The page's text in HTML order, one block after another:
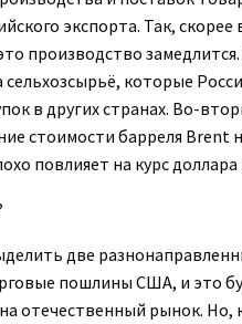
экспорта. Так, скорее
производство
которые
в других странах. Во-
стоимости барреля Brent
повлияет на курс
две
пошлины США, и это
отечественный рынок.